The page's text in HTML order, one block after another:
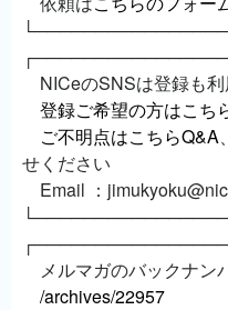
NICeのSNSは登録も利
登録ご希望の方はこち
ご不明点はこちらQ&A
せください
Email ：
メルマガのバックナン
/archives/22957